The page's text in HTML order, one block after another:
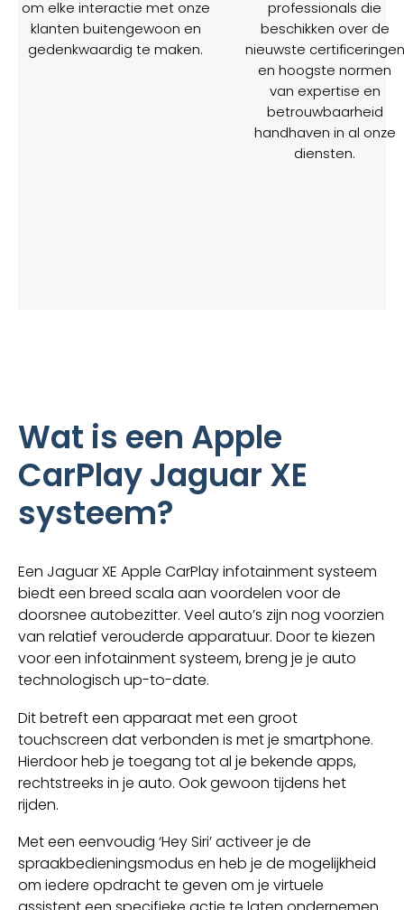
om elke interactie met onze
klanten buitengewoon en
gedenkwaardig te maken.
professionals die
beschikken over de
nieuwste certificeringen
en hoogste normen
van expertise en
betrouwbaarheid
handhaven in al onze
diensten.
Wat is een Apple
CarPlay Jaguar XE
systeem?
Een Jaguar XE Apple CarPlay infotainment systeem
biedt een breed scala aan voordelen voor de
doorsnee autobezitter. Veel auto’s zijn nog voorzien
van relatief verouderde apparatuur. Door te kiezen
voor een infotainment systeem, breng je je auto
technologisch up-to-date.
Dit betreft een apparaat met een groot
touchscreen dat verbonden is met je smartphone.
Hierdoor heb je toegang tot al je bekende apps,
rechtstreeks in je auto. Ook gewoon tijdens het
rijden.
Met een eenvoudig ‘Hey Siri’ activeer je de
spraakbedieningsmodus en heb je de mogelijkheid
om iedere opdracht te geven om je virtuele